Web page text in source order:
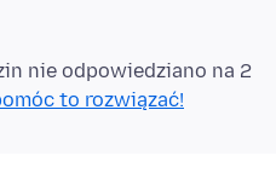
nie odpowiedziano na 2
to rozwiązać!